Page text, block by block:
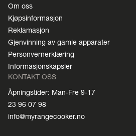
Om oss
Kjøpsinformasjon
Reklamasjon
Gjenvinning av gamle apparater
Personvernerklæring
Informasjonskapsler
KONTAKT OSS
Åpningstider: Man-Fre 9-17
23 96 07 98
info@myrangecooker.no